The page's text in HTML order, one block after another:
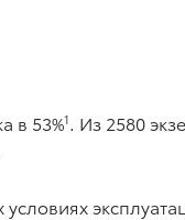
в 53%1. Из 2580